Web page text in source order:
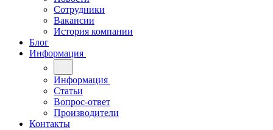
Сотрудники
Вакансии
История компании
Блог
Информация
Информация
Статьи
Вопрос-ответ
Производители
Контакты